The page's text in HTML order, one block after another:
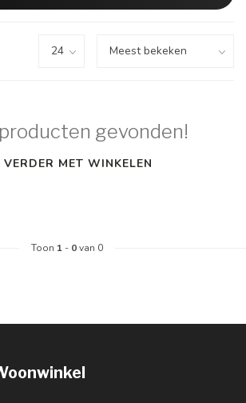
gevonden!
VERDER MET WINKELEN
Toon 1 - 0van 0